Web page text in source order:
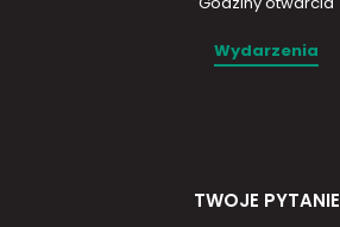
Wydarzenia
TWOJE PYTANIE